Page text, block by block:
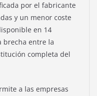
por el fabricante
y un menor coste
en 14
brecha entre la
completa del
a las empresas